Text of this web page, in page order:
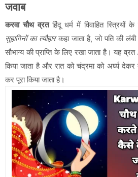
जवाब
करवा चौथ व्रतहिंदू धर्म में विवाहित स्त्रियों
सुहागिनों का त्यौहारकहा जाता है, जो पति की
सौभाग्य की प्राप्ति के लिए रखा जाता है। यह व्रत
किया जाता है और रात को चंद्रमा को अर्घ्य
कर पूरा किया जाता है।